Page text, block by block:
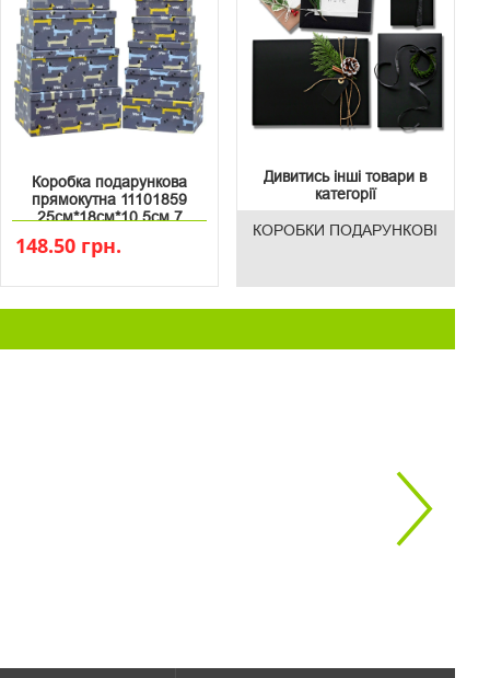
Коробка подарункова
прямокутна 11101859
25см*18см*10.5см 7
148.50 грн.
Дивитись інші товари в
категорії
КОРОБКИ ПОДАРУНКОВІ